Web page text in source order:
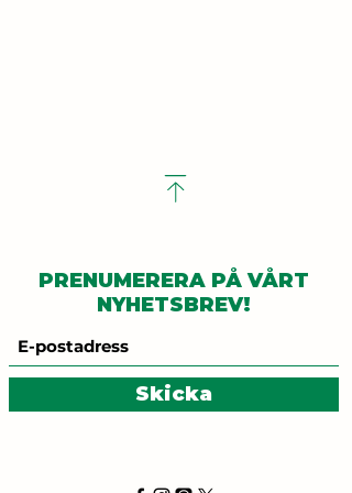
PRENUMERERA PÅ VÅRT
NYHETSBREV!
Skicka